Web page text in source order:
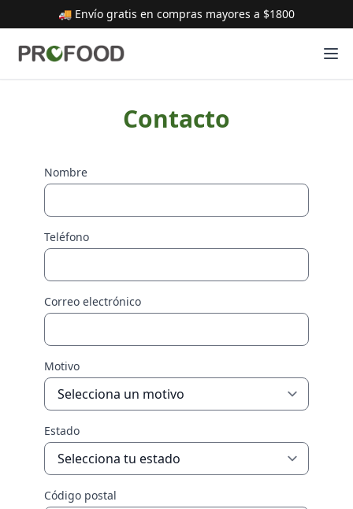
🚚 Envío gratis en compras mayores a $1800
Contacto
Nombre
Teléfono
Correo electrónico
Motivo
Estado
Código postal